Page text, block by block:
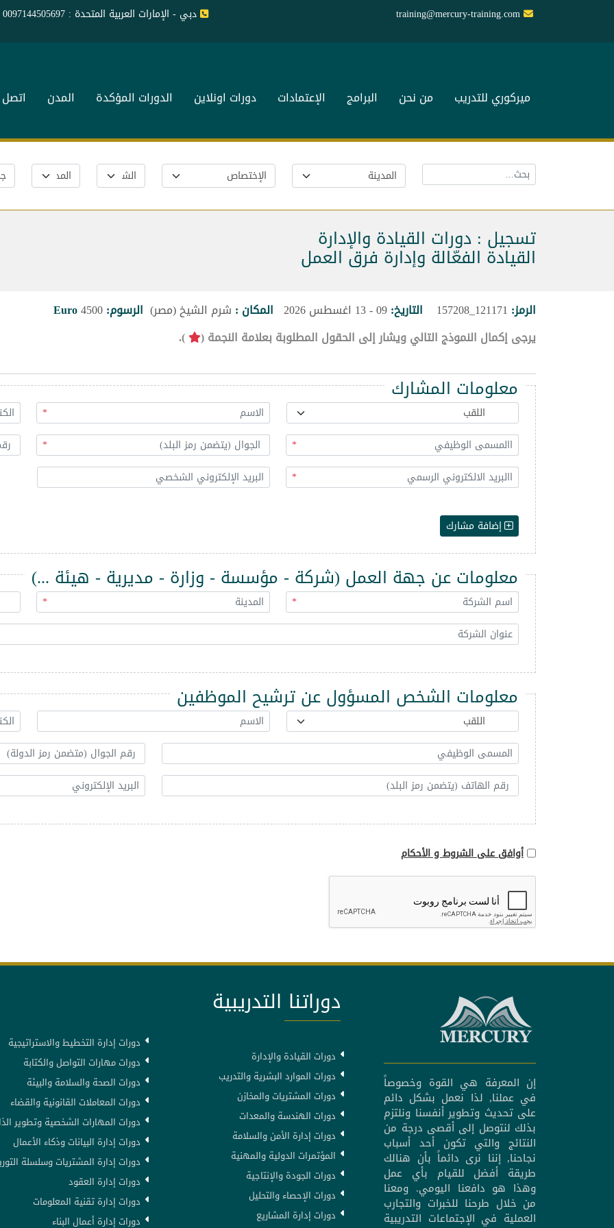
training@mercury-training.com دبي - الإمارات العربية المتحدة : 0097144505697
ميركوري للتدريب من نحن البرامج الإعتمادات دورات اونلاين الدورات المؤكدة المدن اتصل
تسجيل : دورات القيادة والإدارة
القيادة الفعّالة وإدارة فرق العمل
الرمز: التاريخ: المكان : شرم الشيخ (مصر) الرسوم:4500
Euro
يرجى إكمال النموذج التالي ويشار إلى الحقول المطلوبة بعلامة النجمة (
).
معلومات المشارك
*
*
*
*
إضافة مشارك
معلومات عن جهة العمل (شركة - مؤسسة - وزارة - مديرية - هيئة ...)
*
*
معلومات الشخص المسؤول عن ترشيح الموظفين
أوافق على الشروط و الأحكام
إن المعرفة هي القوة وخصوصاً
في عملنا, لذا نعمل بشكل دائم
على تحديث وتطوير أنفسنا ونلتزم
بذلك لنتوصل إلى أقصى درجة من
النتائج والتي تكون أحد أسباب
نجاحنا, إننا نرى دائماً بأن هنالك
طريقة أفضل للقيام بأي عمل
وهذا هو دافعنا اليومي. ومعنا
من خلال طرحنا للخبرات والتجارب
العملية في الإجتماعات التدريبية
دوراتنا التدريبية
دورات القيادة والإدارة
دورات الموارد البشرية والتدريب
دورات المشتريات والمخازن
دورات الهندسة والمعدات
دورات إدارة الأمن والسلامة
المؤتمرات الدولية والمهنية
دورات الجودة والإنتاجية
دورات الإحصاء والتحليل
دورات إدارة المشاريع
دورات إدارة التخطيط والاستراتيجية
دورات مهارات التواصل والكتابة
دورات الصحة والسلامة والبيئة
دورات المعاملات القانونية والقضاء
دورات المهارات الشخصية وتطوير
دورات إدارة البيانات وذكاء الأعمال
دورات إدارة المشتريات وسلسلة
دورات إدارة العقود
دورات إدارة تقنية المعلومات
دورات إدارة أعمال البناء